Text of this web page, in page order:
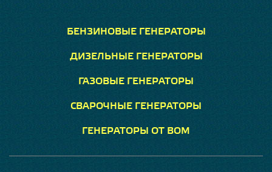
БЕНЗИНОВЫЕ ГЕНЕРАТОРЫ
ДИЗЕЛЬНЫЕ ГЕНЕРАТОРЫ
ГАЗОВЫЕ ГЕНЕРАТОРЫ
СВАРОЧНЫЕ ГЕНЕРАТОРЫ
ГЕНЕРАТОРЫ ОТ ВОМ